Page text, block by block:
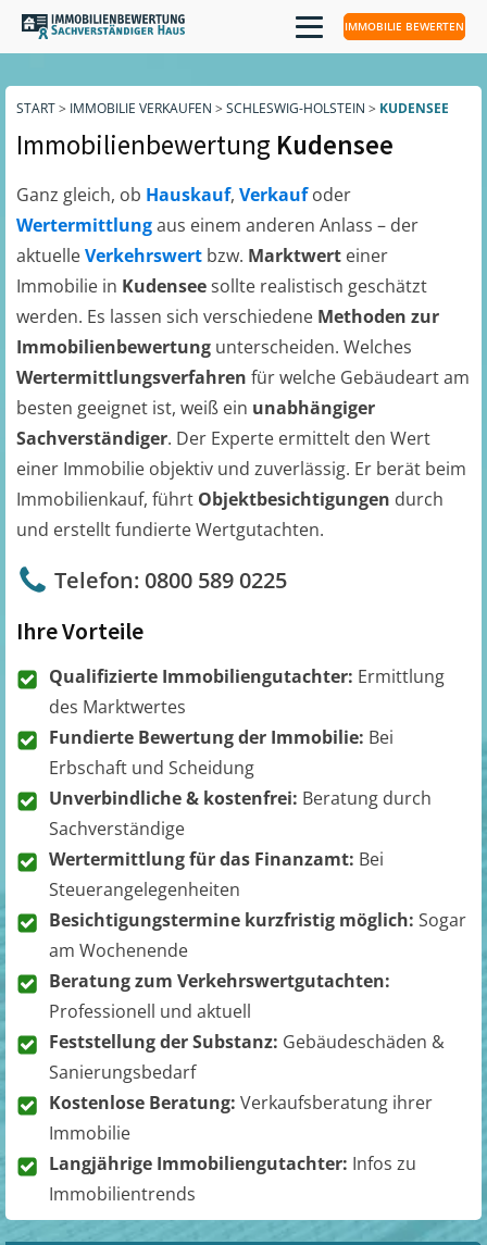
IMMOBILIE BEWERTEN
START> IMMOBILIE VERKAUFEN > SCHLESWIG-HOLSTEIN > KUDENSEE
Immobilienbewertung Kudensee
Ganz gleich, ob Hauskauf, Verkaufoder
Wertermittlungaus einem anderen Anlass – der
aktuelleVerkehrswert bzw. Marktwert einer
Immobilie in Kudenseesollte realistisch geschätzt
werden. Es lassen sich verschiedene Methoden zur
Immobilienbewertung unterscheiden. Welches
Wertermittlungsverfahren für welche Gebäudeart am
besten geeignet ist, weiß ein unabhängiger
Sachverständiger. Der Experte ermittelt den Wert
einer Immobilie objektiv und zuverlässig. Er berät beim
Immobilienkauf, führt Objektbesichtigungen durch
und erstellt fundierte Wertgutachten.
Telefon: 0800 589 0225
Ihre Vorteile
Qualifizierte Immobiliengutachter: Ermittlung
des Marktwertes
Fundierte Bewertung der Immobilie: Bei
Erbschaft und Scheidung
Unverbindliche & kostenfrei: Beratung durch
Sachverständige
Wertermittlung für das Finanzamt: Bei
Steuerangelegenheiten
Besichtigungstermine kurzfristig möglich: Sogar
am Wochenende
Beratung zum Verkehrswertgutachten:
Professionell und aktuell
Feststellung der Substanz: Gebäudeschäden &
Sanierungsbedarf
Kostenlose Beratung: Verkaufsberatung ihrer
Immobilie
Langjährige Immobiliengutachter: Infos zu
Immobilientrends